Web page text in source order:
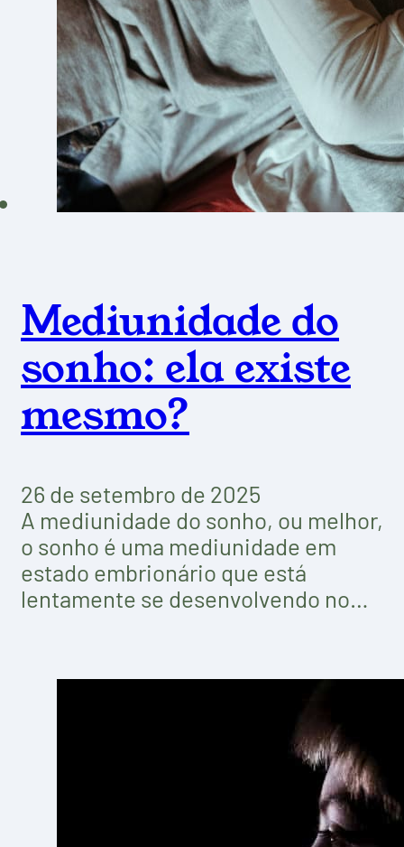
Mediunidade do
sonho: ela existe
mesmo?
26 de setembro de 2025
A mediunidade do sonho, ou melhor,
o sonho é uma mediunidade em
estado embrionário que está
lentamente se desenvolvendo no…